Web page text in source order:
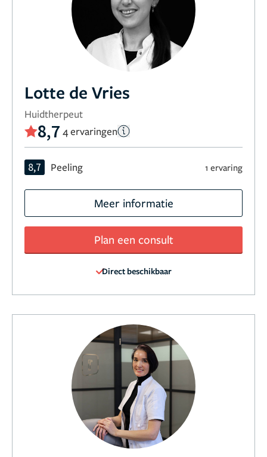
Lotte de Vries
Huidtherpeut
8,7 4 ervaringen
8,7 Peeling 1 ervaring
Meer informatie
Plan een consult
Direct beschikbaar